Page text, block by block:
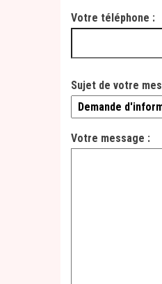
Votre téléphone :
Sujet de votre
Votre message :